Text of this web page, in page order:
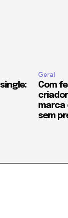
Geral
Com
marca
sem